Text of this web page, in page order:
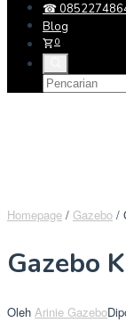
☎
Blog
0
Homepage / Gazebo /
Gazebo
Oleh Arinie Gazebo